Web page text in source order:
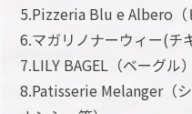
5.Pizzeria Blu e Albero（
6.マガリノナーウィー(
7.LILY BAGEL（ベーグル）
8.Patisserie Melanger（